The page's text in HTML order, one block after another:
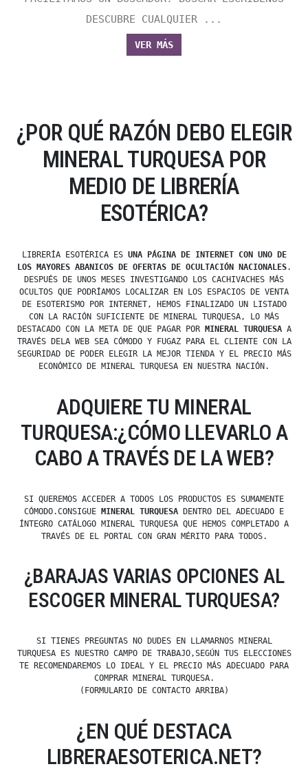
DESCUBRE CUALQUIER ...
VER MÁS
¿POR QUÉ RAZÓN DEBO ELEGIR
MINERAL TURQUESA POR
MEDIO DE LIBRERÍA
ESOTÉRICA?
LIBRERÍA ESOTÉRICA ES UNA PÁGINA DE INTERNET CON UNO DE
LOS MAYORES ABANICOS DE OFERTAS DE OCULTACIÓN NACIONALES.
DESPUÉS DE UNOS MESES INVESTIGANDO LOS CACHIVACHES MÁS
OCULTOS QUE PODRÍAMOS LOCALIZAR EN LOS ESPACIOS DE VENTA
DE ESOTERISMO POR INTERNET, HEMOS FINALIZADO UN LISTADO
CON LA RACIÓN SUFICIENTE DE MINERAL TURQUESA, LO MÁS
DESTACADO CON LA META DE QUE PAGAR POR
MINERAL TURQUESAA
TRAVÉS DELA WEB SEA CÓMODO Y FUGAZ PARA EL CLIENTE CON LA
SEGURIDAD DE PODER ELEGIR LA MEJOR TIENDA Y EL PRECIO MÁS
ECONÓMICO DE MINERAL TURQUESA EN NUESTRA NACIÓN.
ADQUIERE TU MINERAL
TURQUESA:¿CÓMO LLEVARLO A
CABO A TRAVÉS DE LA WEB?
SI QUEREMOS ACCEDER A TODOS LOS PRODUCTOS ES SUMAMENTE
CÓMODO.CONSIGUE
MINERAL TURQUESA DENTRO DEL ADECUADO E
ÍNTEGRO CATÁLOGO MINERAL TURQUESA QUE HEMOS COMPLETADO A
TRAVÉS DE EL PORTAL CON GRAN MÉRITO PARA TODOS.
¿BARAJAS VARIAS OPCIONES AL
ESCOGER MINERAL TURQUESA?
SI TIENES PREGUNTAS NO DUDES EN LLAMARNOS MINERAL
TURQUESA ES NUESTRO CAMPO DE TRABAJO,SEGÚN TUS ELECCIONES
TE RECOMENDAREMOS LO IDEAL Y EL PRECIO MÁS ADECUADO PARA
COMPRAR MINERAL TURQUESA.
(FORMULARIO DE CONTACTO ARRIBA)
¿EN QUÉ DESTACA
LIBRERAESOTERICA.NET?